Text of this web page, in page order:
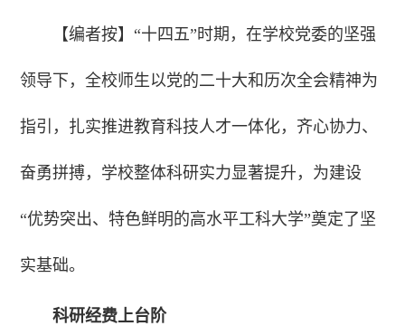
【编者按】“十四五”时期，在学校党委的坚强
领导下，全校师生以党的二十大和历次全会精神为
指引，扎实推进教育科技人才一体化，齐心协力、
奋勇拼搏，学校整体科研实力显著提升，为建设
“优势突出、特色鲜明的高水平工科大学”奠定了坚
实基础。
科研经费上台阶